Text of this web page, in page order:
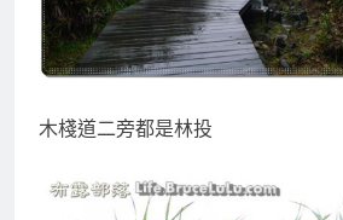
木棧道二旁都是林投